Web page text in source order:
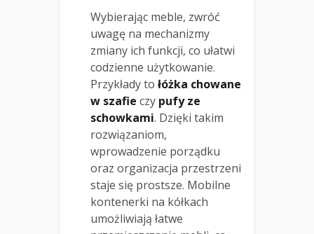
Wybierając meble, zwróć
uwagę na mechanizmy
zmiany ich funkcji, co ułatwi
codzienne użytkowanie.
Przykłady to łóżka chowane
w szafie czy pufy ze
schowkami. Dzięki takim
rozwiązaniom,
wprowadzenie porządku
oraz organizacja przestrzeni
staje się prostsze. Mobilne
kontenerki na kółkach
umożliwiają łatwe